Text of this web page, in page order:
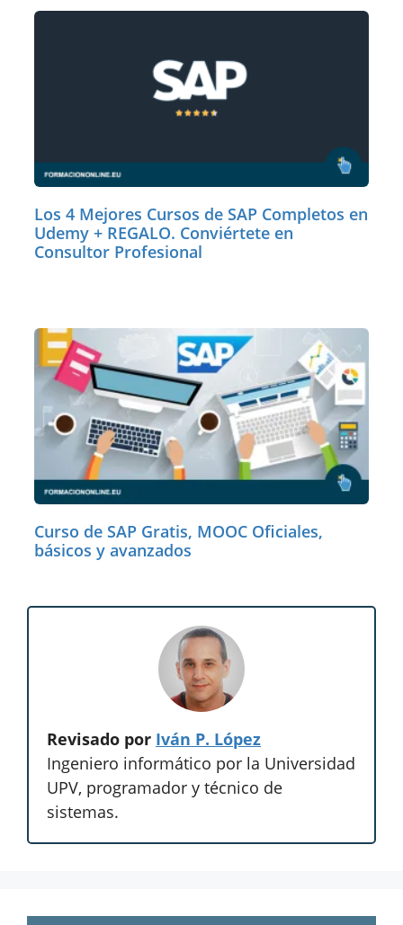
Los 4 Mejores Cursos de SAP Completos en
Udemy + REGALO. Conviértete en
Consultor Profesional
Curso de SAP Gratis, MOOC Oficiales,
básicos y avanzados
Revisado por Iván P. López
Ingeniero informático por la Universidad
UPV, programador y técnico de
sistemas.